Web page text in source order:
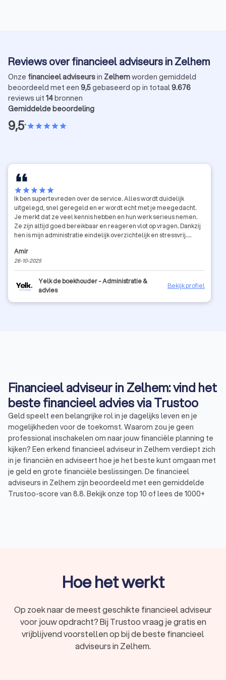
Reviews over financieel adviseurs in Zelhem
Onze financieel adviseursin Zelhemworden gemiddeld
beoordeeld met een 9,5gebaseerd op in totaal9.676
reviews uit 14bronnen
Gemiddelde beoordeling
9,5•starstarstarstarstar
starstarstarstarstar
Ik ben supertevreden over de service. Alles wordt duidelijk
uitgelegd, snel geregeld en er wordt echt met je meegedacht.
Je merkt dat ze veel kennis hebben en hun werk serieus nemen.
Ze zijn altijd goed bereikbaar en reageren vlot op vragen. Dankzij
hen is mijn administratie eindelijk overzichtelijk en stressvrij.
betrouwbare en professionele boekhouder!
Amir
26-10-2025
Yelk de boekhouder - Administratie &
advies
Bekijk profiel
Financieel adviseur in Zelhem: vind het
beste financieel advies via Trustoo
Geld speelt een belangrijke rol in je dagelijks leven en je
mogelijkheden voor de toekomst. Waarom zou je geen
professional inschakelen om naar jouw financiële planning te
kijken? Een erkend financieel adviseur in Zelhem verdiept zich
in je financiën en adviseert hoe je het beste kunt omgaan met
je geld en grote financiële beslissingen. De financieel
adviseurs in Zelhem zijn beoordeeld met een gemiddelde
Trustoo-score van 8.8. Bekijk onze top 10 of lees de 1000+
Een financieel consultant adviseert over alles wat met geld
te maken heeft. Of het nu gaat om sparen en beleggen, het
een financieel adviseur kijkt samen met jou naar je financiële
situatie en biedt passend advies over jouw financiële
mogelijkheden. Zo kun je vol vertrouwen en met een gerust
hart de volgende financiële stap in je leven aangaan.
Hoe het werkt
Op zoek naar de meest geschikte financieel adviseur
voor jouw opdracht? Bij Trustoo vraag je gratis en
vrijblijvend voorstellen op bij de beste financieel
adviseurs in Zelhem.